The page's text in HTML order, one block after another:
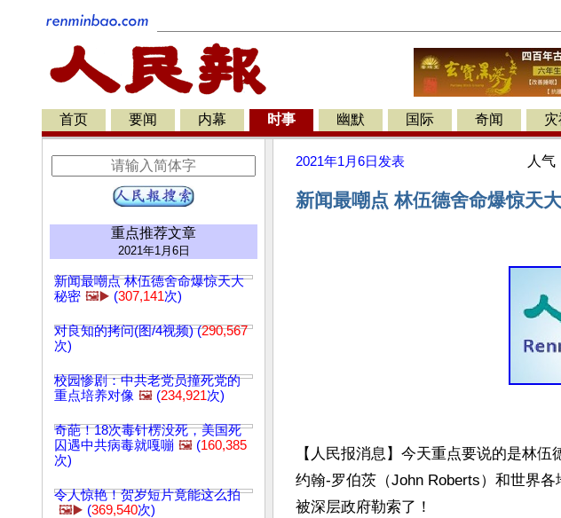
首页 要闻 内幕 时事 幽默 国际 奇闻 灾
重点推荐文章
2021年1月6日
新闻最嘲点 林伍德舍命爆惊天大
秘密 🖼️▶️ (307,141次)
对良知的拷问(图/4视频) (290,567
次)
校园惨剧：中共老党员撞死党的
重点培养对像 🖼️ (234,921次)
奇葩！18次毒针楞没死，美国死
囚遇中共病毒就嘎嘣 🖼️ (160,385
次)
令人惊艳！贺岁短片竟能这么拍
🖼️▶️ (369,540次)
2021年1月6日 发表 人气
新闻最嘲点 林伍德舍命爆惊天
【人民报消息】今天重点要说的是林
约翰-罗伯茨（John Roberts）和世界
被深层政府勒索了！